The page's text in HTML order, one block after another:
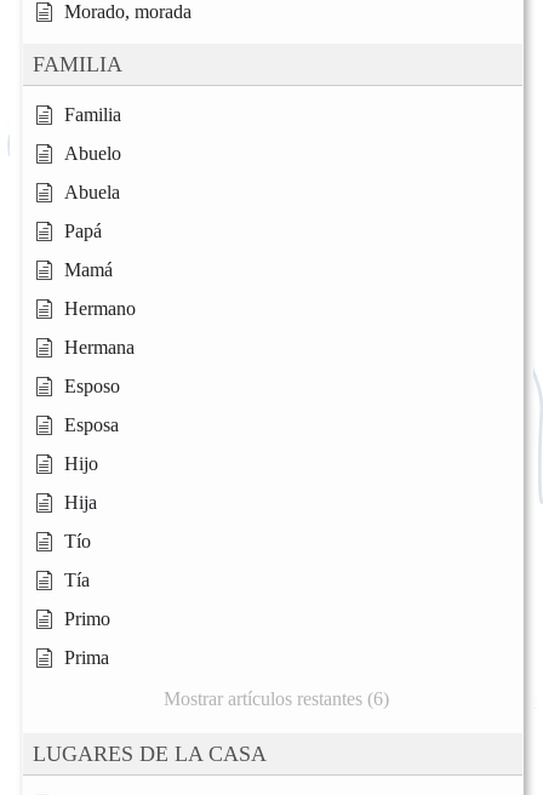
Morado, morada
FAMILIA
Familia
Abuelo
Abuela
Papá
Mamá
Hermano
Hermana
Esposo
Esposa
Hijo
Hija
Tío
Tía
Primo
Prima
Mostrar artículos restantes (6)
LUGARES DE LA CASA